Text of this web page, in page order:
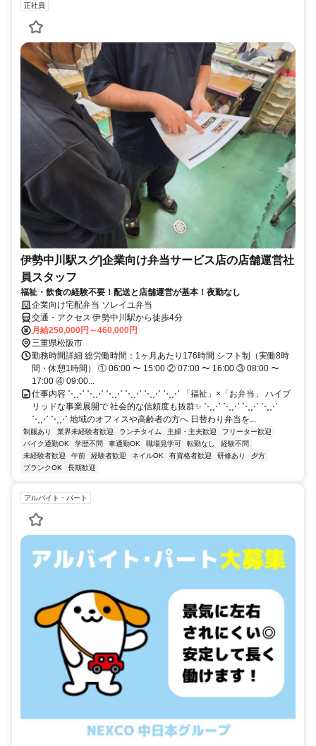
正社員
伊勢中川駅スグ|企業向け弁当サービス店の店舗運営社
員スタッフ
福祉・飲食の経験不要！配送と店舗運営が基本！夜勤なし
企業向け宅配弁当 ソレイユ弁当
交通・アクセス 伊勢中川駅から徒歩4分
月給250,000円～460,000円
三重県松阪市
勤務時間詳細 総労働時間：1ヶ月あたり176時間 シフト制（実働8時
間・休憩1時間） ① 06:00 〜 15:00 ② 07:00 〜 16:00 ③ 08:00 〜
17:00 ④ 09:00...
仕事内容 ⋱⋰ ⋱⋰ ⋱⋰ ⋱⋰ ⋱⋰ ⋱⋰ 「福祉」×「お弁当」 ハイブ
リッドな事業展開で 社会的な信頼度も抜群✨ ⋱⋰ ⋱⋰ ⋱⋰ ⋱⋰
⋱⋰ ⋱⋰ 地域のオフィスや高齢者の方へ 日替わり弁当を...
制服あり 業界未経験者歓迎 ランチタイム 主婦・主夫歓迎
フリーター歓迎
バイク通勤OK
学歴不問 車通勤OK 職場見学可 転勤なし
経験不問
未経験者歓迎
午前 経験者歓迎 ネイルOK 有資格者歓迎 研修あり
夕方
ブランクOK
長期歓迎
アルバイト・パート